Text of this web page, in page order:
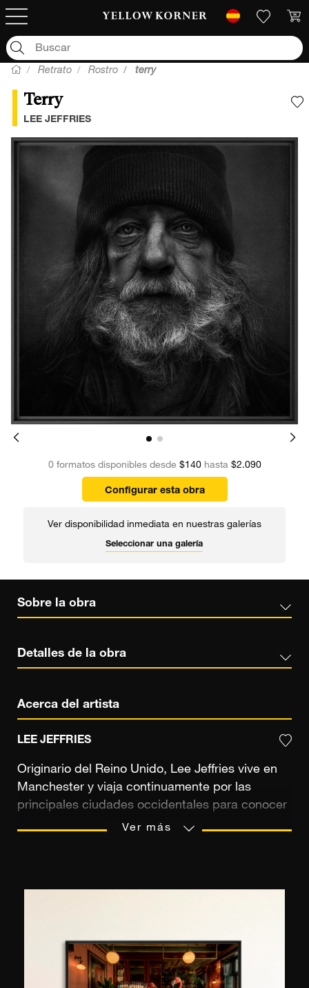
Retrato Rostro terry
Terry
LEE JEFFRIES
0 formatos disponibles desde $140hasta $2.090
Configurar esta obra
Ver disponibilidad inmediata en nuestras galerías
Seleccionar una galería
Sobre la obra
Detalles de la obra
Acerca del artista
LEE JEFFRIES
Originario del Reino Unido, Lee Jeffries vive en
Manchester y viaja continuamente por las
principales ciudades occidentales para conocer
a los habitantes de la calle cuya nobleza desea
maravilloso encuentro marca el inicio de su
enfoque artístico y social: las personas sin hogar
se convierten en sus principales y únicos
Ver más